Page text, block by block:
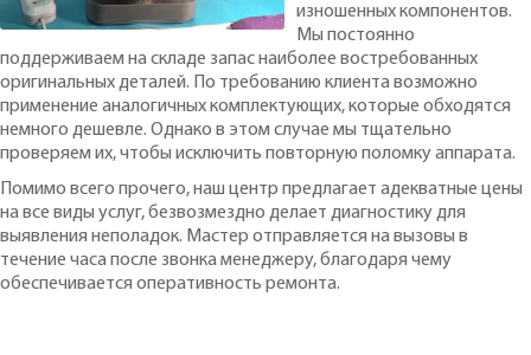
изношенных компонентов.
Мы постоянно
поддерживаем на складе запас наиболее востребованных
оригинальных деталей. По требованию клиента возможно
применение аналогичных комплектующих, которые обходятся
немного дешевле. Однако в этом случае мы тщательно
проверяем их, чтобы исключить повторную поломку аппарата.
Помимо всего прочего, наш центр предлагает адекватные цены
на все виды услуг, безвозмездно делает диагностику для
выявления неполадок. Мастер отправляется на вызовы в
течение часа после звонка менеджеру, благодаря чему
обеспечивается оперативность ремонта.